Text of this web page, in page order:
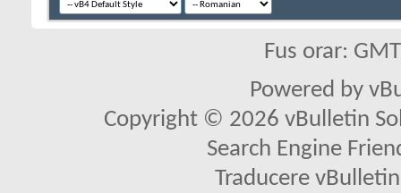
Fus orar:
Powered by
Copyright © 2026 vBulletin
Search Engine
Traducere